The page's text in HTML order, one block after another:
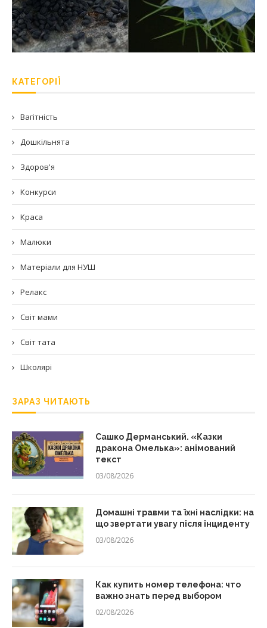
КАТЕГОРІЇ
Вагітність
Дошкільнята
Здоров'я
Конкурси
Краса
Малюки
Матеріали для НУШ
Релакс
Світ мами
Світ тата
Школярі
ЗАРАЗ ЧИТАЮТЬ
Сашко Дерманський. «Казки
дракона Омелька»: анімований
текст
03/08/2026
Домашні травми та їхні наслідки: на
що звертати увагу після інциденту
03/08/2026
Как купить номер телефона: что
важно знать перед выбором
02/08/2026